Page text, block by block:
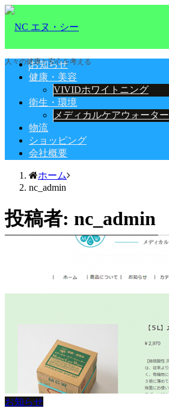
人々の健康と安心を考える
お知らせ
健康・美容
VIVIDホワイトニング
衛生・環境
メディカルケアウォーター
物流
ショッピング
会社概要
ホーム
nc_admin
投稿者: nc_admin
お知らせ